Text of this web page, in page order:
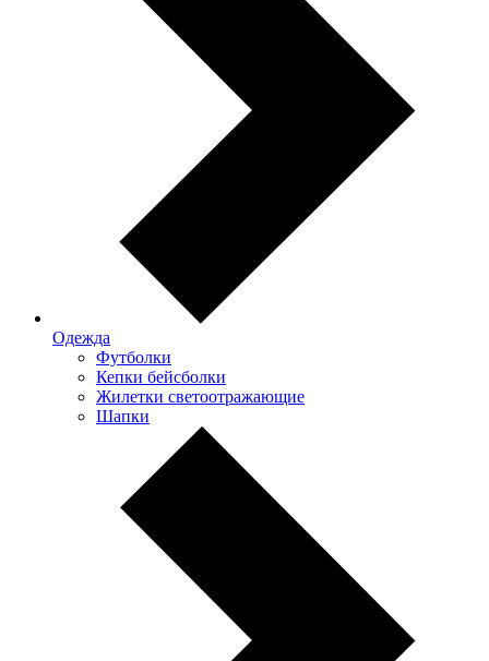
Одежда
Футболки
Кепки бейсболки
Жилетки светоотражающие
Шапки